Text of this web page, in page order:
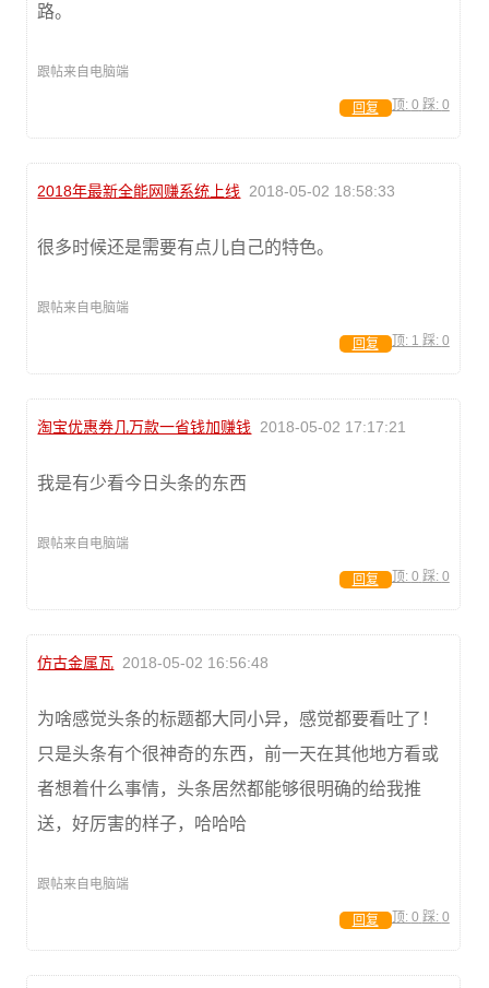
路。
跟帖来自电脑端
顶: 0 踩: 0
回复
2018年最新全能网赚系统上线 2018-05-02 18:58:33
很多时候还是需要有点儿自己的特色。
跟帖来自电脑端
顶: 1 踩: 0
回复
淘宝优惠券几万款一省钱加赚钱 2018-05-02 17:17:21
我是有少看今日头条的东西
跟帖来自电脑端
顶: 0 踩: 0
回复
仿古金属瓦 2018-05-02 16:56:48
为啥感觉头条的标题都大同小异，感觉都要看吐了！
只是头条有个很神奇的东西，前一天在其他地方看或
者想着什么事情，头条居然都能够很明确的给我推
送，好厉害的样子，哈哈哈
跟帖来自电脑端
顶: 0 踩: 0
回复